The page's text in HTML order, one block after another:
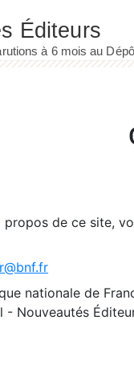
propos de ce site,
nationale de
- Nouveautés